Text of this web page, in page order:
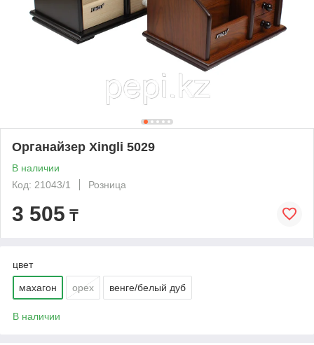
Органайзер Xingli 5029
В наличии
Код: 21043/1
Розница
3 505 ₸
цвет
махагон орех венге/белый дуб
В наличии